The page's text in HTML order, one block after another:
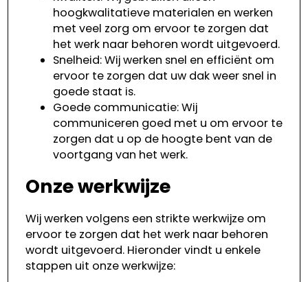
hoogkwalitatieve materialen en werken
met veel zorg om ervoor te zorgen dat
het werk naar behoren wordt uitgevoerd.
Snelheid: Wij werken snel en efficiënt om
ervoor te zorgen dat uw dak weer snel in
goede staat is.
Goede communicatie: Wij
communiceren goed met u om ervoor te
zorgen dat u op de hoogte bent van de
voortgang van het werk.
Onze werkwijze
Wij werken volgens een strikte werkwijze om
ervoor te zorgen dat het werk naar behoren
wordt uitgevoerd. Hieronder vindt u enkele
stappen uit onze werkwijze: